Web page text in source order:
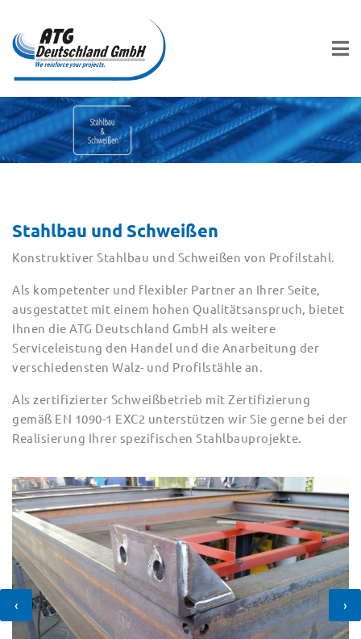
Stahlbau und Schweißen
Konstruktiver Stahlbau und Schweißen von Profilstahl.
Als kompetenter und flexibler Partner an Ihrer Seite,
ausgestattet mit einem hohen Qualitätsanspruch, bietet
Ihnen die ATG Deutschland GmbH als weitere
Serviceleistung den Handel und die Anarbeitung der
verschiedensten Walz- und Profilstähle an.
Als zertifizierter Schweißbetrieb mit Zertifizierung
gemäß EN 1090-1 EXC2 unterstützen wir Sie gerne bei der
Realisierung Ihrer spezifischen Stahlbauprojekte.
‹ ›